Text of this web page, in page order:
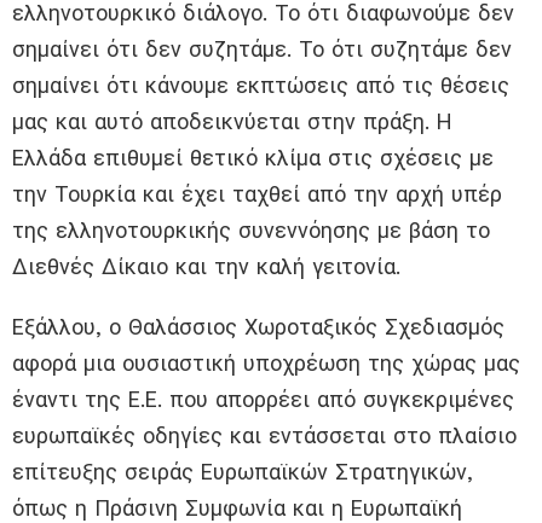
ελληνοτουρκικό διάλογο. Το ότι διαφωνούμε δεν
σημαίνει ότι δεν συζητάμε. Το ότι συζητάμε δεν
σημαίνει ότι κάνουμε εκπτώσεις από τις θέσεις
μας και αυτό αποδεικνύεται στην πράξη. Η
Ελλάδα επιθυμεί θετικό κλίμα στις σχέσεις με
την Τουρκία και έχει ταχθεί από την αρχή υπέρ
της ελληνοτουρκικής συνεννόησης με βάση το
Διεθνές Δίκαιο και την καλή γειτονία.
Εξάλλου, ο Θαλάσσιος Χωροταξικός Σχεδιασμός
αφορά μια ουσιαστική υποχρέωση της χώρας μας
έναντι της Ε.Ε. που απορρέει από συγκεκριμένες
ευρωπαϊκές οδηγίες και εντάσσεται στο πλαίσιο
επίτευξης σειράς Ευρωπαϊκών Στρατηγικών,
όπως η Πράσινη Συμφωνία και η Ευρωπαϊκή